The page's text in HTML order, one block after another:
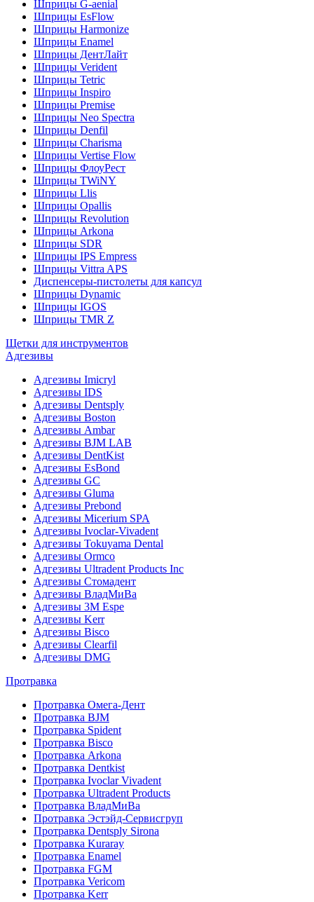
Шприцы G-aenial
Шприцы EsFlow
Шприцы Harmonize
Шприцы Enamel
Шприцы ДентЛайт
Шприцы Verident
Шприцы Tetric
Шприцы Inspiro
Шприцы Premise
Шприцы Neo Spectra
Шприцы Denfil
Шприцы Charisma
Шприцы Vertise Flow
Шприцы ФлоуРест
Шприцы TWiNY
Шприцы Llis
Шприцы Opallis
Шприцы Revolution
Шприцы Arkona
Шприцы SDR
Шприцы IPS Empress
Шприцы Vittra APS
Диспенсеры-пистолеты для капсул
Шприцы Dynamic
Шприцы IGOS
Шприцы TMR Z
Щетки для инструментов
Адгезивы
Адгезивы Imicryl
Адгезивы IDS
Адгезивы Dentsply
Адгезивы Boston
Адгезивы Ambar
Адгезивы BJM LAB
Адгезивы DentKist
Адгезивы EsBond
Адгезивы GC
Адгезивы Gluma
Адгезивы Prebond
Адгезивы Micerium SPA
Адгезивы Ivoclar-Vivadent
Адгезивы Tokuyama Dental
Адгезивы Ormco
Адгезивы Ultradent Products Inc
Адгезивы Стомадент
Адгезивы ВладМиВа
Адгезивы 3M Espe
Адгезивы Kerr
Адгезивы Bisco
Адгезивы Clearfil
Адгезивы DMG
Протравка
Протравка Омега-Дент
Протравка BJM
Протравка Spident
Протравка Bisco
Протравка Arkona
Протравка Dentkist
Протравка Ivoclar Vivadent
Протравка Ultradent Products
Протравка ВладМиВа
Протравка Эстэйд-Сервисгруп
Протравка Dentsply Sirona
Протравка Kuraray
Протравка Enamel
Протравка FGM
Протравка Vericom
Протравка Kerr